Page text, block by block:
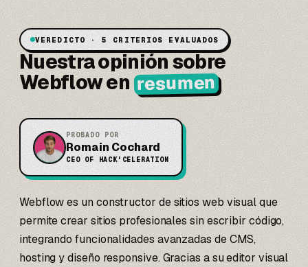
VEREDICTO · 5 CRITERIOS EVALUADOS
Nuestra opinión sobre
Webflow enresumen
PROBADO POR
Romain Cochard
CEO OF HACK'CELERATION
Webflow es un constructor de sitios web visual que
permite crear sitios profesionales sin escribir código,
integrando funcionalidades avanzadas de CMS,
hosting y diseño responsive. Gracias a su editor visual